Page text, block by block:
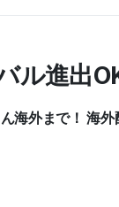
ル進出
海外まで！海外